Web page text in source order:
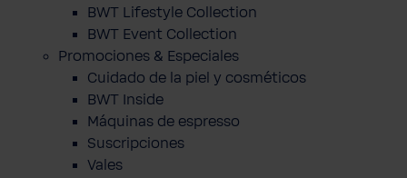
BWT Lifestyle Collection
BWT Event Collection
Promociones & Especiales
Cuidado de la piel y cosméticos
BWT Inside
Máquinas de espresso
Suscripciones
Vales